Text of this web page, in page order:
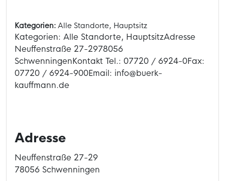
Kategorien: Alle Standorte, Hauptsitz
Kategorien: Alle Standorte, HauptsitzAdresse
Neuffenstraße 27-2978056
SchwenningenKontakt Tel.: 07720 / 6924-0Fax:
07720 / 6924-900Email: info@buerk-
kauffmann.de
Adresse
Neuffenstraße 27-29
78056 Schwenningen